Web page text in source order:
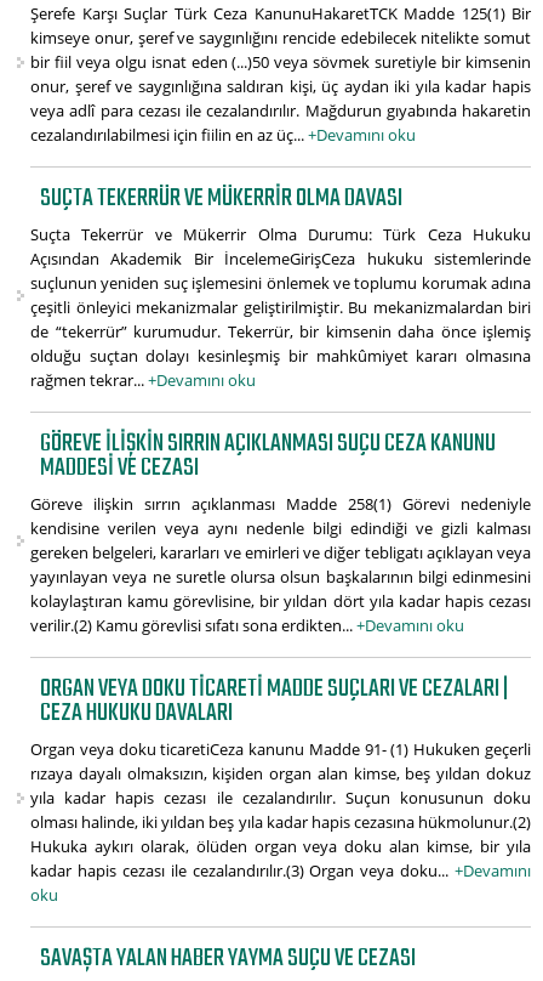
Şerefe Karşı Suçlar Türk Ceza KanunuHakaretTCK Madde 125(1) Bir
kimseye onur, şeref ve saygınlığını rencide edebilecek nitelikte somut
bir fiil veya olgu isnat eden (...)50 veya sövmek suretiyle bir kimsenin
onur, şeref ve saygınlığına saldıran kişi, üç aydan iki yıla kadar hapis
veya adlî para cezası ile cezalandırılır. Mağdurun gıyabında hakaretin
cezalandırılabilmesi için fiilin en az üç...+Devamını oku
SUÇTA TEKERRÜR VE MÜKERRIR OLMA DAVASI
Suçta Tekerrür ve Mükerrir Olma Durumu: Türk Ceza Hukuku
Açısından Akademik Bir İncelemeGirişCeza hukuku sistemlerinde
suçlunun yeniden suç işlemesini önlemek ve toplumu korumak adına
çeşitli önleyici mekanizmalar geliştirilmiştir. Bu mekanizmalardan biri
de “tekerrür” kurumudur. Tekerrür, bir kimsenin daha önce işlemiş
olduğu suçtan dolayı kesinleşmiş bir mahkûmiyet kararı olmasına
rağmen tekrar...+Devamını oku
GÖREVE ILIŞKIN SIRRIN AÇIKLANMASI SUÇU CEZA KANUNU
MADDESI VE CEZASI
Göreve ilişkin sırrın açıklanması Madde 258(1) Görevi nedeniyle
kendisine verilen veya aynı nedenle bilgi edindiği ve gizli kalması
gereken belgeleri, kararları ve emirleri ve diğer tebligatı açıklayan veya
yayınlayan veya ne suretle olursa olsun başkalarının bilgi edinmesini
kolaylaştıran kamu görevlisine, bir yıldan dört yıla kadar hapis cezası
verilir.(2) Kamu görevlisi sıfatı sona erdikten...+Devamını oku
ORGAN VEYA DOKU TICARETI MADDE SUÇLARI VE CEZALARI |
CEZA HUKUKU DAVALARI
Organ veya doku ticaretiCeza kanunu Madde 91- (1) Hukuken geçerli
rızaya dayalı olmaksızın, kişiden organ alan kimse, beş yıldan dokuz
yıla kadar hapis cezası ile cezalandırılır. Suçun konusunun doku
olması halinde, iki yıldan beş yıla kadar hapis cezasına hükmolunur.(2)
Hukuka aykırı olarak, ölüden organ veya doku alan kimse, bir yıla
kadar hapis cezası ile cezalandırılır.(3) Organ veya doku... +Devamını
oku
SAVAŞTA YALAN HABER YAYMA SUÇU VE CEZASI